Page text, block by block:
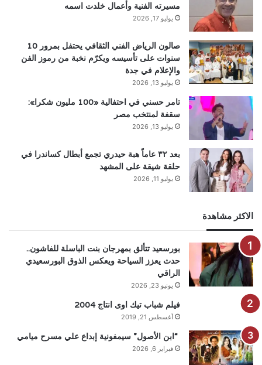
مسيرته الفنية وأعمال خلدت اسمه
يوليو 17, 2026
صالون الرياض الفني الثقافي يحتفل بمرور 10
سنوات على تأسيسه ويكرّم نخبة من رموز الفن
والإعلام في جدة
يوليو 13, 2026
تامر حسني في احتفالية «100 مليون شكرا»:
سقفة لمنتخب مصر
يوليو 13, 2026
بعد ٣٢ عاماً هبة حيدري تجمع أبطال كساندرا في
حلقة شيقة على المشهد
يوليو 11, 2026
الاكثر مشاهدة
بورسعيد تتألق بمهرجان بنت الباسلة للفاشون..
حدث يعزز السياحة ويعكس الذوق البورسعيدي
الراقي
يونيو 23, 2026
فيلم شباب تيك اوى انتاج 2004
أغسطس 21, 2019
“ابن الأصول” سيمفونية إبداع علي مسرح ميامي
فبراير 6, 2026